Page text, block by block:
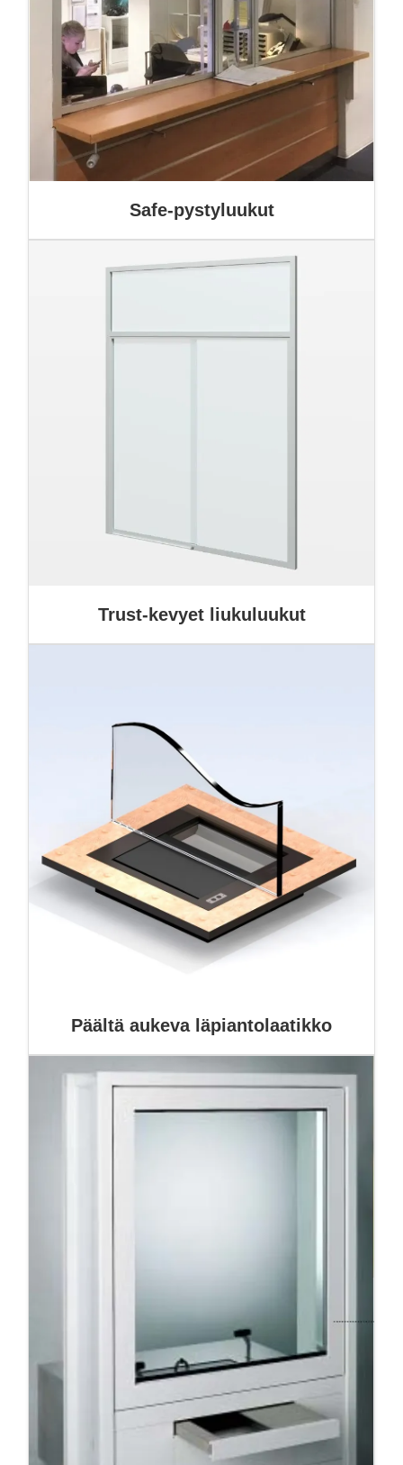
Safe-pystyluukut
Trust-kevyet liukuluukut
Päältä aukeva läpiantolaatikko